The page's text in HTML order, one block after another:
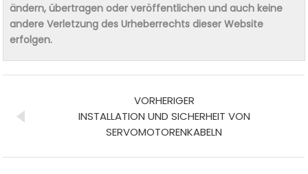
ändern, übertragen oder veröffentlichen und auch keine
andere Verletzung des Urheberrechts dieser Website
erfolgen.
VORHERIGER
INSTALLATION UND SICHERHEIT VON
SERVOMOTORENKABELN